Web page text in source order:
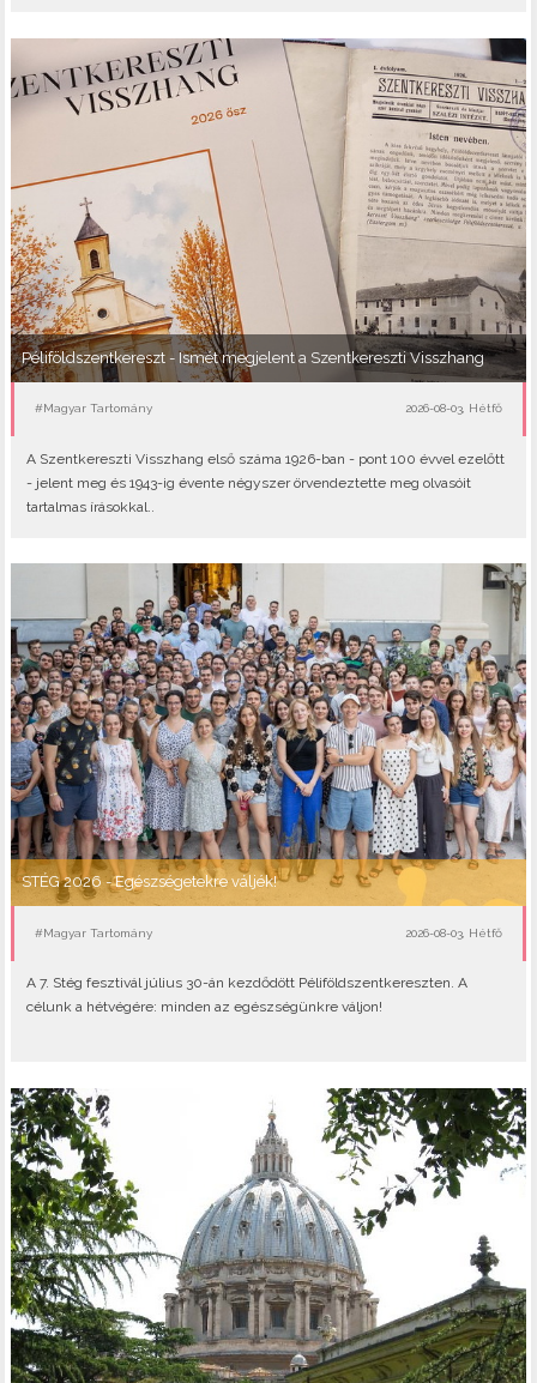
Péliföldszentkereszt - Ismét megjelent a Szentkereszti Visszhang
#Magyar Tartomány 2026-08-03, Hétfő
A Szentkereszti Visszhang első száma 1926-ban - pont 100 évvel ezelőtt
- jelent meg és 1943-ig évente négyszer örvendeztette meg olvasóit
tartalmas írásokkal..
STÉG 2026 - Egészségetekre váljék!
#Magyar Tartomány 2026-08-03, Hétfő
A 7. Stég fesztivál július 30-án kezdődött Péliföldszentkereszten. A
célunk a hétvégére: minden az egészségünkre váljon!